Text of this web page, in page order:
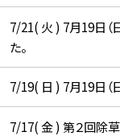
7/21( 火 ) 7月19日（
た。
7/19( 日 ) 7月19日（
7/17( 金 ) 第２回除草